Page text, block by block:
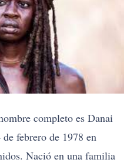
completo es Danai
febrero de 1978 en
Nació en una familia